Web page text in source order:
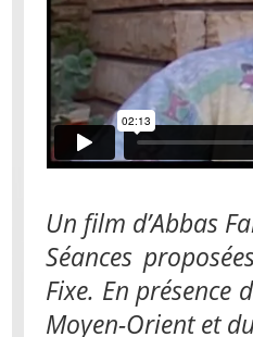
Un film d’Abbas
Séances
Fixe. En présence
Moyen-Orient et